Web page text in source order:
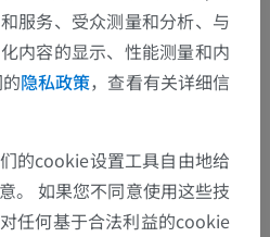
服务、受众测量和分析、与
内容的显示、性能测量和内
隐私政策，查看有关详细信
的cookie设置工具自由地给
。 如果您不同意使用这些技
任何基于合法利益的cookie